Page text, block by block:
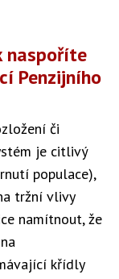
naspoříte
Penzijního
či
je citlivý
populace),
tržní vlivy
namítnout, že
křídly